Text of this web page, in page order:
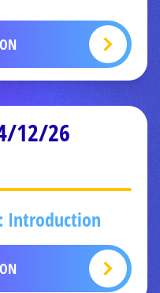
12/26
Introduction